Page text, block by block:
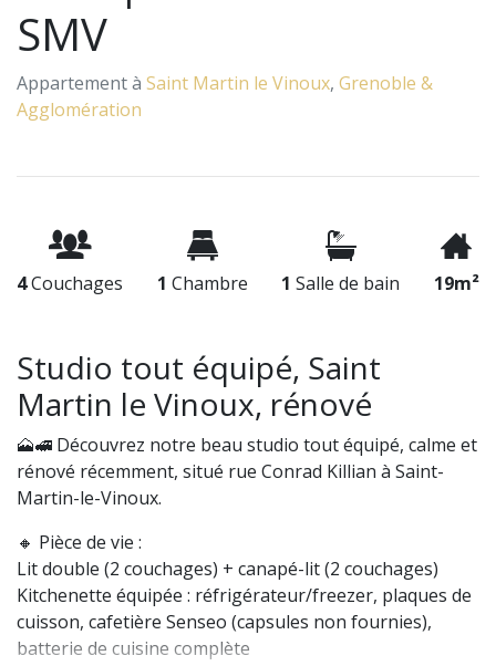
SMV
Appartement à Saint Martin le Vinoux, Grenoble &
Agglomération
4Couchages 1 Chambre 1 Salle de bain 19m²
Studio tout équipé, Saint
Martin le Vinoux, rénové
🗻🚅 Découvrez notre beau studio tout équipé, calme et
rénové récemment, situé rue Conrad Killian à Saint-
Martin-le-Vinoux.
🔸 Pièce de vie :
Lit double (2 couchages) + canapé-lit (2 couchages)
Kitchenette équipée : réfrigérateur/freezer, plaques de
cuisson, cafetière Senseo (capsules non fournies),
batterie de cuisine complète